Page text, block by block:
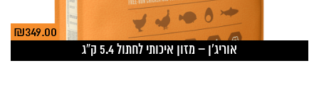
אוריג`ן – מזון איכותי לחתול 5.4 ק”ג
₪349.00